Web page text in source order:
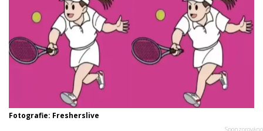
Fotografie: Fresherslive